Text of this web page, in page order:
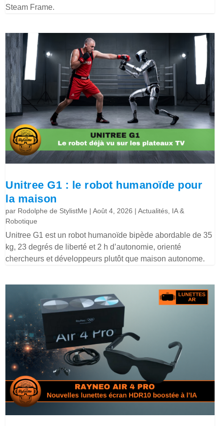
Steam Frame.
Unitree G1 : le robot humanoïde pour
la maison
par Rodolphe de StylistMe |Août 4, 2026 |Actualités IA &
Robotique
Unitree G1 est un robot humanoïde bipède abordable de 35
kg, 23 degrés de liberté et 2 h d’autonomie, orienté
chercheurs et développeurs plutôt que maison autonome.